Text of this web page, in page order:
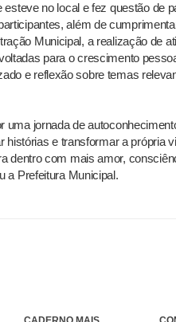
esteve no local e fez questão de
além de
Municipal, a realização de
para o crescimento
e reflexão sobre temas
uma jornada de
histórias e transformar a própria
dentro com mais amor,
a Prefeitura Municipal.